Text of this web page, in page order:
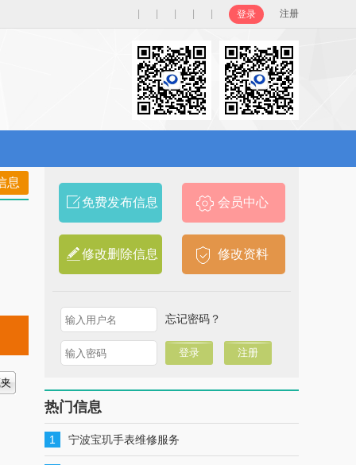
登录 注册
息
免费发布信息 会员中心
修改删除信息 修改资料
忘记密码？
热门信息
1 宁波宝玑手表维修服务